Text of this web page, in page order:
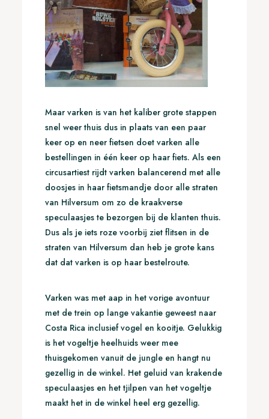
Maar varken is van het kaliber grote stappen
snel weer thuis dus in plaats van een paar
keer op en neer fietsen doet varken alle
bestellingen in één keer op haar fiets. Als een
circusartiest rijdt varken balancerend met alle
doosjes in haar fietsmandje door alle straten
van Hilversum om zo de kraakverse
speculaasjes te bezorgen bij de klanten thuis.
Dus als je iets roze voorbij ziet flitsen in de
straten van Hilversum dan heb je grote kans
dat dat varken is op haar bestelroute.
Varken was met aap in het vorige avontuur
met de trein op lange vakantie geweest naar
Costa Rica inclusief vogel en kooitje. Gelukkig
is het vogeltje heelhuids weer mee
thuisgekomen vanuit de jungle en hangt nu
gezellig in de winkel. Het geluid van krakende
speculaasjes en het tjilpen van het vogeltje
maakt het in de winkel heel erg gezellig.